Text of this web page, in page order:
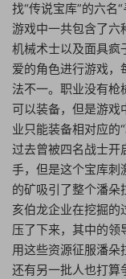
找“传说宝库”的六名
游戏中一共包含了六
机械术士以及面具疯
爱的角色进行游戏，
法不一。职业没有枪
可以装备，但是游戏
业只能装备相对应的
过去曾被四名战士开
手，但是这个宝库
的矿吸引了整个潘朵
亥伯龙企业在挖掘的
压了下来，其中的
用这些资源征服潘朵
还有另一批人也打算